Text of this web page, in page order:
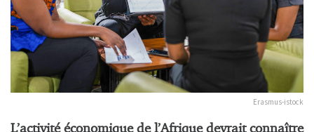
Erasmus-istock
L’activité économique de l’Afrique devrait connaître